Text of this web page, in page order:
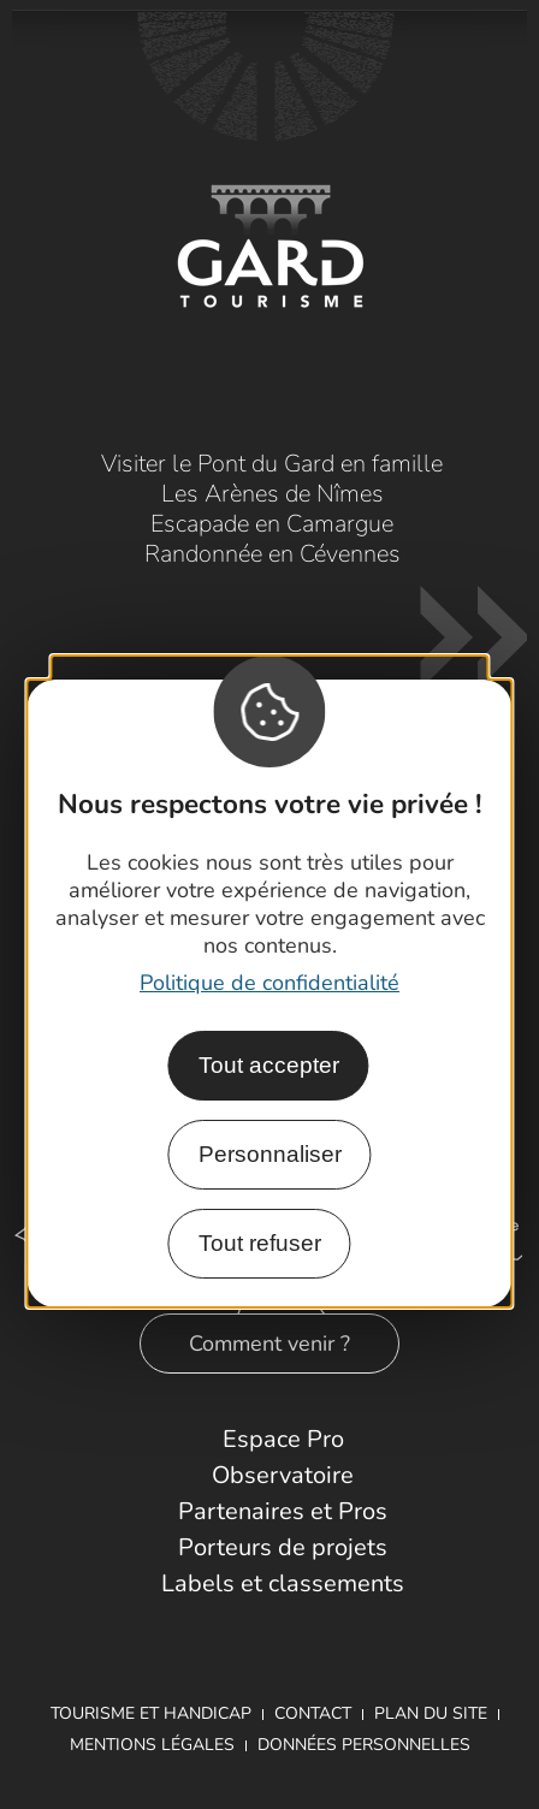
Nous respectons votre vie privée !
Les cookies nous sont très utiles pour
améliorer votre expérience de navigation,
analyser et mesurer votre engagement avec
nos contenus.
Politique de confidentialité
Tout accepter
Personnaliser
Tout refuser
Visiter le Pont du Gard en famille
Les Arènes de Nîmes
Escapade en Camargue
Randonnée en Cévennes
Contactez-nous !
Brochures
Cartoguides et Topoguides
Latitude Gard
Comment venir ?
Espace Pro
Observatoire
Partenaires et Pros
Porteurs de projets
Labels et classements
TOURISME ET HANDICAP CONTACT
PLAN DU SITE
MENTIONS LÉGALES
DONNÉES PERSONNELLES